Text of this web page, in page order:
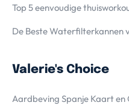
Top 5 eenvoudige
De Beste Waterfilterkannen
Valerie's Choice
Aardbeving Spanje Kaart